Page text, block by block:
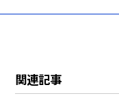
関連記事